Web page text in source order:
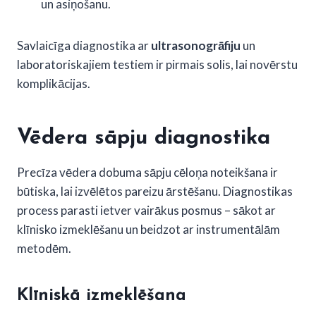
un asiņošanu.
Savlaicīga diagnostika arultrasonogrāfiju un
laboratoriskajiem testiem ir pirmais solis, lai novērstu
komplikācijas.
Vēdera sāpju diagnostika
Precīza vēdera dobuma sāpju cēloņa noteikšana ir
būtiska, lai izvēlētos pareizu ārstēšanu. Diagnostikas
process parasti ietver vairākus posmus – sākot ar
klīnisko izmeklēšanu un beidzot ar instrumentālām
metodēm.
Klīniskā izmeklēšana